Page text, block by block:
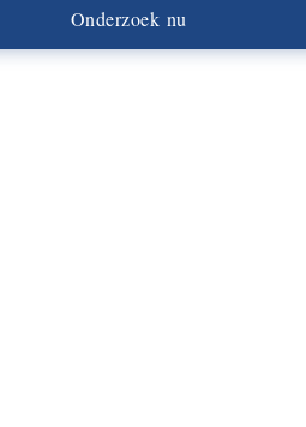
Onderzoek nu